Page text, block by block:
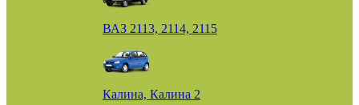
ВАЗ 2113, 2114, 2115
Калина, Калина 2